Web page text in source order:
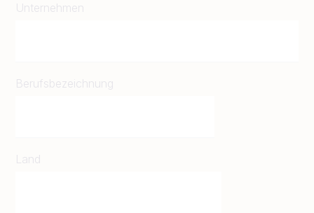
Unternehmen
Berufsbezeichnung
Land